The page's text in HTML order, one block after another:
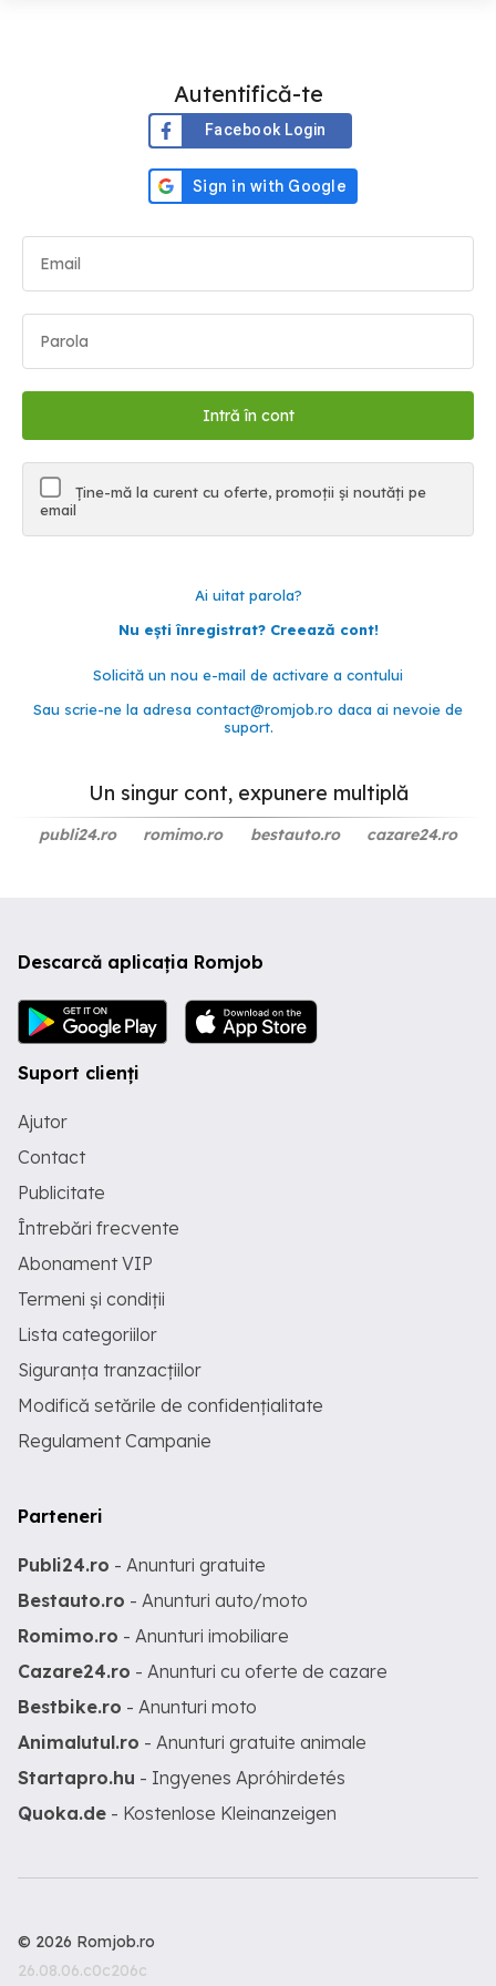
Autentifică-te
Facebook Login
Ține-mă la curent cu oferte, promoții și noutăți pe
email
Ai uitat parola?
Nu ești înregistrat? Creează cont!
Solicită un nou e-mail de activare a contului
Sau scrie-ne la adresa contact@romjob.ro daca ai nevoie de
suport.
Un singur cont, expunere multiplă
publi24.ro romimo.ro bestauto.ro cazare24.ro
Descarcă aplicația Romjob
Suport clienți
Ajutor
Contact
Publicitate
Întrebări frecvente
Abonament VIP
Termeni și condiții
Lista categoriilor
Siguranța tranzacțiilor
Modifică setările de confidențialitate
Regulament Campanie
Parteneri
Publi24.ro - Anunturi gratuite
Bestauto.ro - Anunturi auto/moto
Romimo.ro - Anunturi imobiliare
Cazare24.ro - Anunturi cu oferte de cazare
Bestbike.ro - Anunturi moto
Animalutul.ro - Anunturi gratuite animale
Startapro.hu - Ingyenes Apróhirdetés
Quoka.de - Kostenlose Kleinanzeigen
© 2026 Romjob.ro
26.08.06.c0c206c